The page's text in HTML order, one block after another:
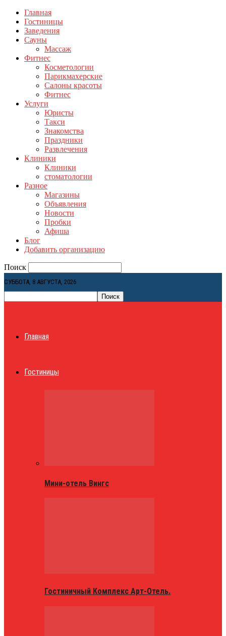
Главная
Гостиницы
Заведения
Сауны
Массаж
Фитнес
Косметологии
Парикмахерские
Салоны красоты
Фитнес
Услуги
Юристы
Такси
Знакомства
Праздники
Развлечения
Клиники
Клиники
стоматологии
Разное
Магазины
Объявления
Новости
Пробки
Афиша
Блог
Добавить организацию
Поиск
СУББОТА, 8 АВГУСТА, 2026
Главная
Гостиницы
Мини-отель Вингс
Гостиничный Комплекс Арт-Отель.